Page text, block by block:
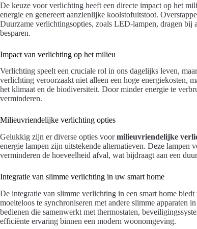
De keuze voor verlichting heeft een directe impact op het
energie en genereert aanzienlijke koolstofuitstoot.
Duurzame verlichtingsopties, zoals LED-lampen, dragen bij
besparen.
Impact van verlichting op het milieu
Verlichting speelt een cruciale rol in ons dagelijks leven,
verlichting veroorzaakt niet alleen een hoge energiekosten,
het klimaat en de biodiversiteit. Door minder energie te
verminderen.
Milieuvriendelijke verlichting opties
Gelukkig zijn er diverse opties voormilieuvriendelijke
energie lampen zijn uitstekende alternatieven. Deze
verminderen de hoeveelheid afval, wat bijdraagt aan een
Integratie van slimme verlichting in uw smart home
De integratie van slimme verlichting in een smart home
moeiteloos te synchroniseren met andere slimme
bedienen die samenwerkt met thermostaten,
efficiënte ervaring binnen een modern woonomgeving.